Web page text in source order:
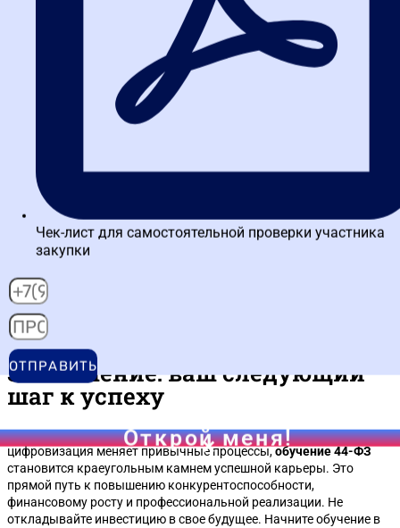
карьерного роста до руководителя отдела.
6. Какие изменения в 44-ФЗ
вступили в силу к 2026 году?
Основные изменения касаются цифровизации: обязательное
использование электронных документов, новые требования к
курсах 44-ФЗ
7. Подходит ли обучение для
поставщиков?
Да, есть специальные программы для поставщиков, например,
курсы 44-ФЗ и 223-ФЗ для поставщиков
правильно готовить заявки, избегать отклонений и выигрывать
тендеры.
Заключение: ваш следующий
шаг к успеху
В современном мире, где регулирование закупок ужесточается, а
цифровизация меняет привычные процессы,обучение 44-ФЗ
становится краеугольным камнем успешной карьеры. Это
прямой путь к повышению конкурентоспособности,
финансовому росту и профессиональной реализации. Не
откладывайте инвестицию в свое будущее. Начните обучение в
Чек-лист для самостоятельной проверки участника
закупки
ОТПРАВИТЬ
Открой меня!